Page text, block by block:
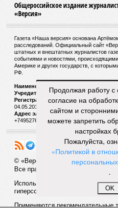
Общероссийское издание
«Версия»
Газета «Наша версия» основана
расследований. Официальный сайт
штатных и внештатных журналистов
событиями и новостями,
Америке и других государств, с
РФ.
Наименование:
Учредитель:
ООО «Версия»,Главный
Регистрационный номер
04.05.2018 г.
Адрес электронной почты и телефон
+74952760348
© «Версия»
Все права защищены
Использование материалов
гиперссылки запрещено
Применяются рекомендательные
Продолжая работу с
согласие на
сайтом и
можете запретить
настройках
Пожалуйста,
«Политикой в
.
OK